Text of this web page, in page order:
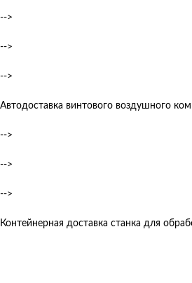
-->
-->
-->
Автодоставка винтового воздушного
-->
-->
-->
Контейнерная доставка станка для